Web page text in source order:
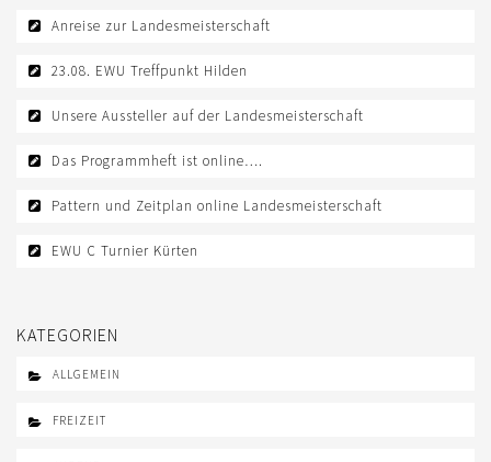
Anreise zur Landesmeisterschaft
23.08. EWU Treffpunkt Hilden
Unsere Aussteller auf der Landesmeisterschaft
Das Programmheft ist online….
Pattern und Zeitplan online Landesmeisterschaft
EWU C Turnier Kürten
KATEGORIEN
ALLGEMEIN
FREIZEIT